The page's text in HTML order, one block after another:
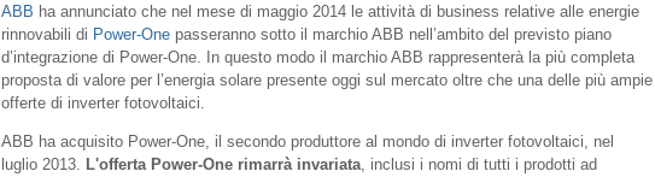
ABB ha annunciato che nel mese di maggio 2014 le attività di business relative alle energie
rinnovabili di Power-One passeranno sotto il marchio ABB nell’ambito del previsto piano
d’integrazione di Power-One. In questo modo il marchio ABB rappresenterà la più completa
proposta di valore per l’energia solare presente oggi sul mercato oltre che una delle più ampie
offerte di inverter fotovoltaici.
ABB ha acquisito Power-One, il secondo produttore al mondo di inverter fotovoltaici, nel
luglio 2013. L'offerta Power-One rimarrà invariata, inclusi i nomi di tutti i prodotti ad